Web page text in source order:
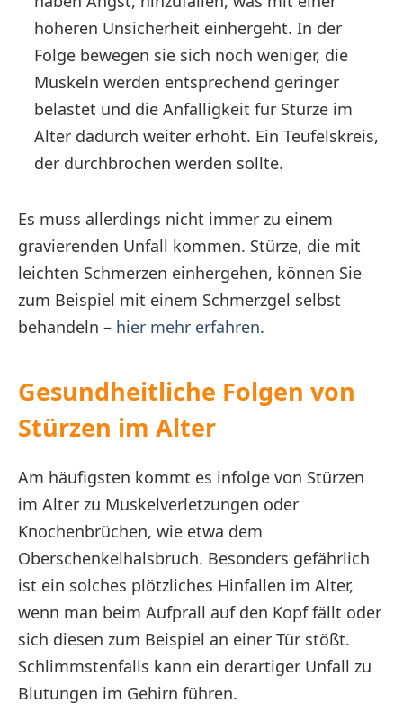
höheren Unsicherheit einhergeht. In der
Folge bewegen sie sich noch weniger, die
Muskeln werden entsprechend geringer
belastet und die Anfälligkeit für Stürze im
Alter dadurch weiter erhöht. Ein Teufelskreis,
der durchbrochen werden sollte.
Es muss allerdings nicht immer zu einem
gravierenden Unfall kommen. Stürze, die mit
leichten Schmerzen einhergehen, können Sie
zum Beispiel mit einem Schmerzgel selbst
behandeln – hier mehr erfahren.
Gesundheitliche Folgen von
Stürzen im Alter
Am häufigsten kommt es infolge von Stürzen
im Alter zu Muskelverletzungen oder
Knochenbrüchen, wie etwa dem
Oberschenkelhalsbruch. Besonders gefährlich
ist ein solches plötzliches Hinfallen im Alter,
wenn man beim Aufprall auf den Kopf fällt oder
sich diesen zum Beispiel an einer Tür stößt.
Schlimmstenfalls kann ein derartiger Unfall zu
Blutungen im Gehirn führen.